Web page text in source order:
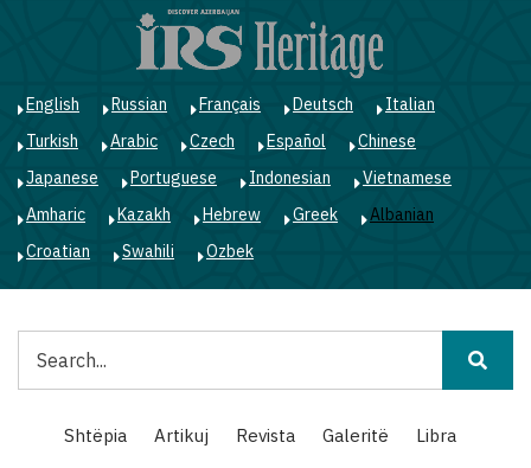
English Russian Français Deutsch
Italian
Turkish
Arabic Czech Español
Chinese
Japanese
Portuguese Indonesian
Vietnamese
Amharic
Kazakh Hebrew Greek
Albanian
Croatian
Swahili Ozbek
Main
navigation
Shtëpia Artikuj Revista Galeritë
Libra